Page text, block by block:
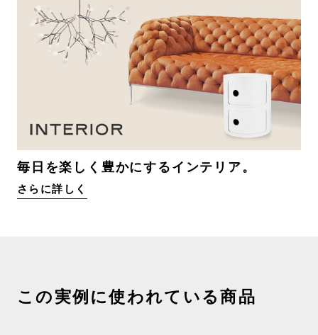
毎日を楽しく豊かにするインテリア。
さらに詳しく
この実例に使われている商品